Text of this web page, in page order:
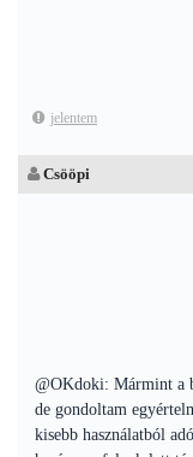
jelentem
Csööpi
@OKdoki: Mármint a
de gondoltam
kisebb használatból